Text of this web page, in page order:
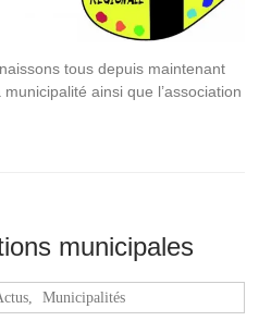
tous depuis maintenant
ainsi que l’association
municipales
Municipalités